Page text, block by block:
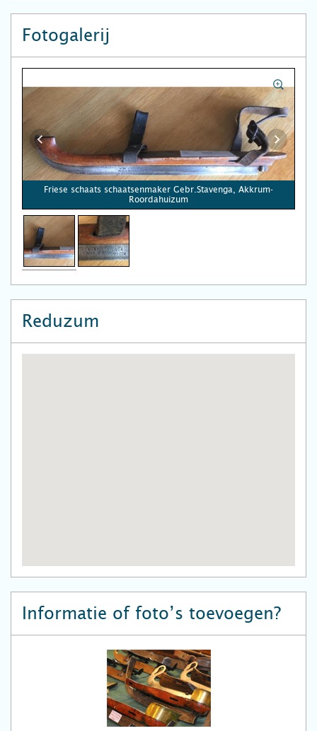
Fotogalerij
Friese schaats schaatsenmaker Gebr.Stavenga, Akkrum-
Roordahuizum
Reduzum
Informatie of foto’s toevoegen?